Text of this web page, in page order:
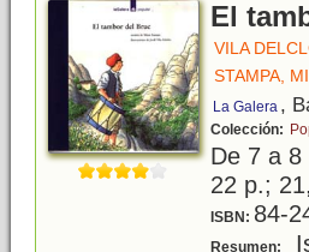
El
VILA
STAMPA,
La Galera ,
Colección:
De 7 a
22 p.;
ISBN: 84-
Resumen: